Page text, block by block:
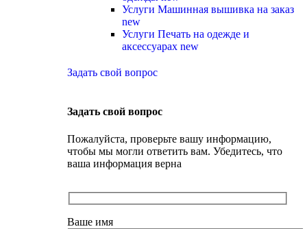
Услуги Машинная вышивка на заказ
new
Услуги Печать на одежде и
аксессуарах new
Задать свой вопрос
Задать свой вопрос
Пожалуйста, проверьте вашу информацию,
чтобы мы могли ответить вам. Убедитесь, что
ваша информация верна
Ваше имя